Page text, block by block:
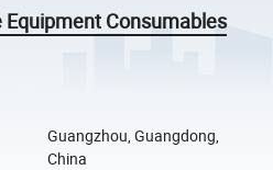
Equipment Consumables
Guangzhou, Guangdong,
China